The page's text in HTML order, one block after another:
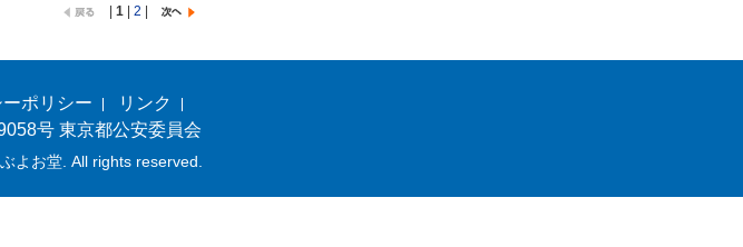
| 1| 2 |
ポリシー
リンク
号 東京都公安委員会
よお堂. All rights reserved.